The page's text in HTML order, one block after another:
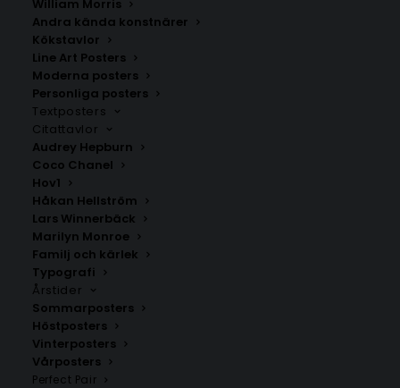
William Morris
Andra kända konstnärer
Kökstavlor
Line Art Posters
Moderna posters
Personliga posters
Textposters
Citattavlor
Audrey Hepburn
Coco Chanel
Hov1
Håkan Hellström
Lars Winnerbäck
Marilyn Monroe
Familj och kärlek
Typografi
Årstider
Sommarposters
Höstposters
Vinterposters
Vårposters
Perfect Pair
Pjätteryd
Fr. 200.00kr
Åryd
Fr.200.00